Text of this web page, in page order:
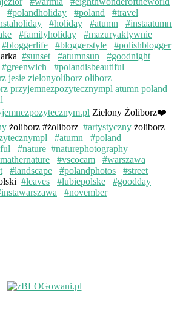
#polandholiday #poland
#travel
#holiday #atumn
#instaatumn
#familyholiday
#mazuryaktywnie
#bloggerlife #bloggerstyle
#polishblogger
#sunset #atumnsun
#goodnight
#greenwich #polandisbeautiful
Zielony Żoliborz❤️
żoliborz #żoliborz #artystyczny żoliborz
#atumn
#poland
#nature #naturephotography
#vscocam
#warszawa
#landscape #polandphotos
#street
#leaves #lubiepolske
#goodday
#november